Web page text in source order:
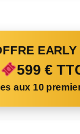
EARLY
599 €
aux 10